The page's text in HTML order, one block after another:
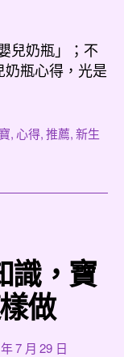
兒奶瓶」；不
瓶心得，光是
, 心得,推薦,新生
識，寶
做
7 月 29 日